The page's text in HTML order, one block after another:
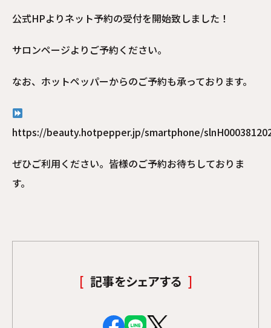
公式HPよりネット予約の受付を開始致しました！
サロンページよりご予約ください。
なお、ホットペッパーからのご予約も承っております。
https://beauty.hotpepper.jp/smartphone/
ぜひご利用ください。皆様のご予約お待ちしておりま
す。
記事をシェアする